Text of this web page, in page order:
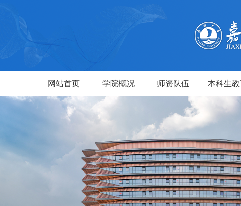
网站首页 学院概况 师资队伍 本科生